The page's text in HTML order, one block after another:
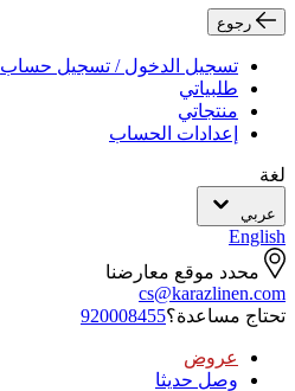
رجوع
تسجيل الدخول / تسجيل حساب
طلبياتي
منتجاتي
إعدادات الحساب
لغة
عربي
English
محدد موقع معارضنا
cs@karazlinen.com
تحتاج مساعدة؟920008455
عروض
وصل حديثا